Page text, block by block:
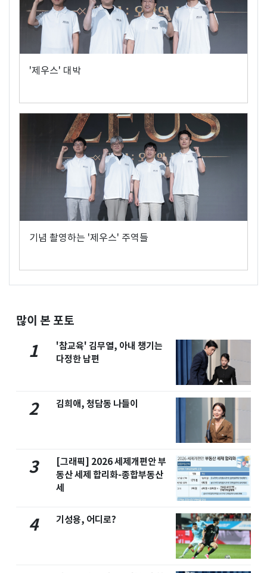
'제우스' 대박
기념 촬영하는 '제우스' 주역들
많이 본 포토
1
'참교육' 김무열, 아내 챙기는
다정한 남편
2 김희애, 청담동 나들이
3
[그래픽] 2026 세제개편안 부
동산 세제 합리화-종합부동산
세
4 기성용, 어디로?